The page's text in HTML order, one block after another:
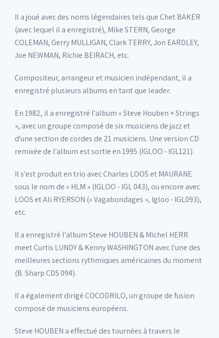
Il a joué avec des noms légendaires tels que Chet BAKER
(avec lequel il a enregistré), Mike STERN, George
COLEMAN, Gerry MULLIGAN, Clark TERRY, Jon EARDLEY,
Joe NEWMAN, Richie BEIRACH, etc.
Compositeur, arrangeur et musicien indépendant, il a
enregistré plusieurs albums en tant que leader.
En 1982, il a enregistré l'album « Steve Houben + Strings
», avec un groupe composé de six musiciens de jazz et
d'une section de cordes de 21 musiciens. Une version CD
remixée de l'album est sortie en 1995 (IGLOO - IGL121).
Il s'est produit en trio avec Charles LOOS et MAURANE
sous le nom de « HLM » (IGLOO - IGL 043), ou encore avec
LOOS et Ali RYERSON (« Vagabondages », Igloo - IGL093),
etc.
Il a enregistré l'album Steve HOUBEN & Michel HERR
meet Curtis LUNDY & Kenny WASHINGTON avec l'une des
meilleures sections rythmiques américaines du moment
(B. Sharp CDS 094).
Il a également dirigé COCODRILO, un groupe de fusion
composé de musiciens européens.
Steve HOUBEN a effectué des tournées à travers le